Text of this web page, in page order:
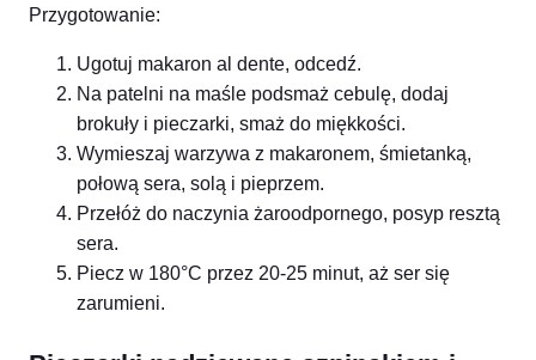
Przygotowanie:
Ugotuj makaron al dente, odcedź.
Na patelni na maśle podsmaż cebulę, dodaj
brokuły i pieczarki, smaż do miękkości.
Wymieszaj warzywa z makaronem, śmietanką,
połową sera, solą i pieprzem.
Przełóż do naczynia żaroodpornego, posyp resztą
sera.
Piecz w 180°C przez 20-25 minut, aż ser się
zarumieni.